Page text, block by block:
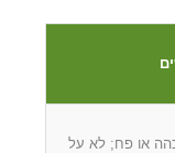
או פח; לא על